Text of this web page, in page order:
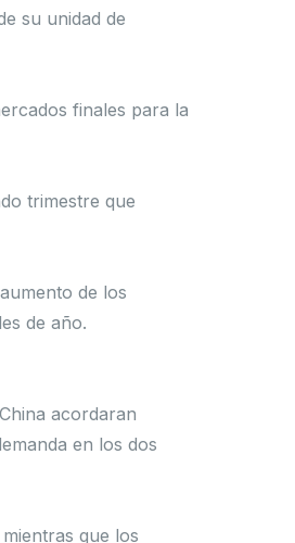
su unidad de
finales para la
trimestre que
de los
de año.
acordaran
en los dos
que los